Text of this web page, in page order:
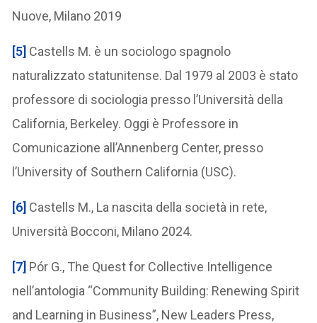
Nuove, Milano 2019
[5] Castells M. è un sociologo spagnolo
naturalizzato statunitense. Dal 1979 al 2003 è stato
professore di sociologia presso l’Università della
California, Berkeley. Oggi è Professore in
Comunicazione all’Annenberg Center, presso
l’University of Southern California (USC).
[6] Castells M., La nascita della società in rete,
Università Bocconi, Milano 2024.
[7] Pór G., The Quest for Collective Intelligence
nell’antologia “Community Building: Renewing Spirit
and Learning in Business”, New Leaders Press,